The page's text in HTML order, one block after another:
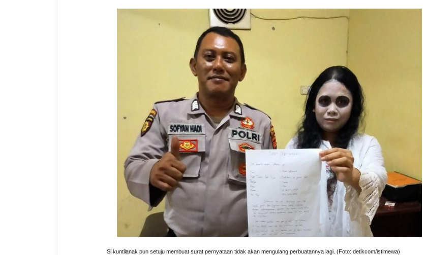
Si kuntilanak pun setuju membuat surat pernyataan tidak akan mengulang perbuatannya lagi. (Foto: detikcom/istimewa)